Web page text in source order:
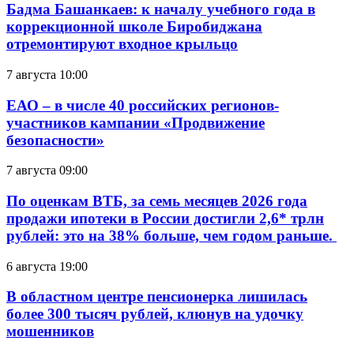
Бадма Башанкаев: к началу учебного года в
коррекционной школе Биробиджана
отремонтируют входное крыльцо
7 августа 10:00
ЕАО – в числе 40 российских регионов-
участников кампании «Продвижение
безопасности»
7 августа 09:00
По оценкам ВТБ, за семь месяцев 2026 года
продажи ипотеки в России достигли 2,6* трлн
рублей: это на 38% больше, чем годом раньше.
6 августа 19:00
В областном центре пенсионерка лишилась
более 300 тысяч рублей, клюнув на удочку
мошенников